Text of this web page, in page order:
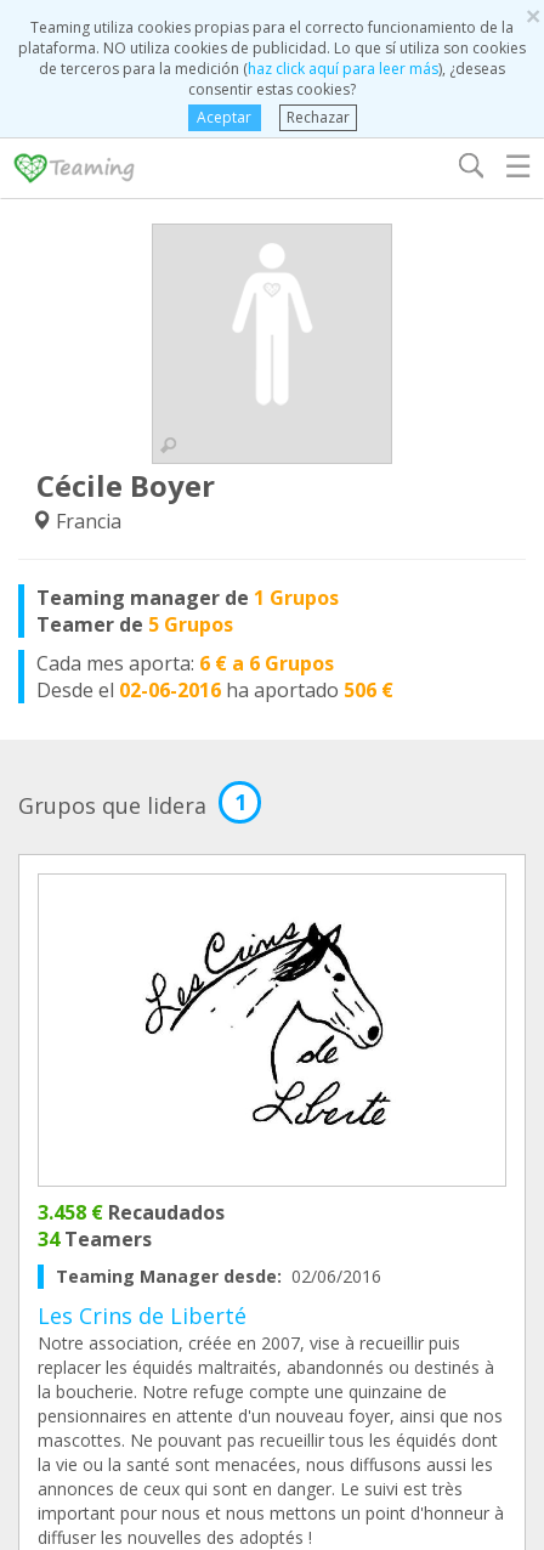
×
Teaming utiliza cookies propias para el correcto funcionamiento de la
plataforma. NO utiliza cookies de publicidad. Lo que sí utiliza son cookies
de terceros para la medición (haz click aquí para leer más), ¿deseas
consentir estas cookies?
Aceptar
Rechazar
☰
Cécile Boyer
Francia
Teaming manager de 1 Grupos
Teamer de 5 Grupos
Cada mes aporta: 6 € a 6 Grupos
Desde el 02-06-2016 ha aportado 506 €
Grupos que lidera 1
3.458 € Recaudados
34Teamers
Teaming Manager desde: 02/06/2016
Les Crins de Liberté
Notre association, créée en 2007, vise à recueillir puis
replacer les équidés maltraités, abandonnés ou destinés à
la boucherie. Notre refuge compte une quinzaine de
pensionnaires en attente d'un nouveau foyer, ainsi que nos
mascottes. Ne pouvant pas recueillir tous les équidés dont
la vie ou la santé sont menacées, nous diffusons aussi les
annonces de ceux qui sont en danger. Le suivi est très
important pour nous et nous mettons un point d'honneur à
diffuser les nouvelles des adoptés !